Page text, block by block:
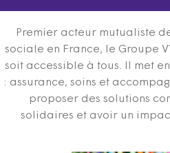
Premier acteur mutualiste
sociale en France, le Groupe
soit accessible à tous. Il met
: assurance, soins et
proposer des solutions
solidaires et avoir un